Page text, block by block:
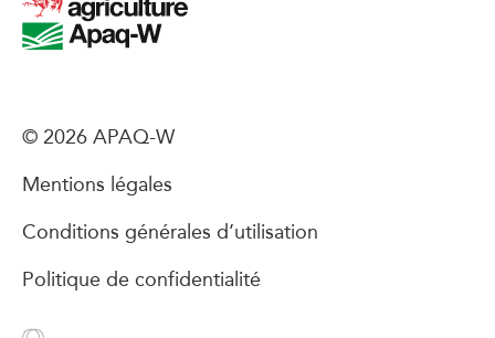
© 2026 APAQ-W
Mentions légales
Conditions générales d’utilisation
Politique de confidentialité